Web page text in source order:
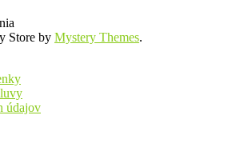
Store by Mystery Themes.
údajov